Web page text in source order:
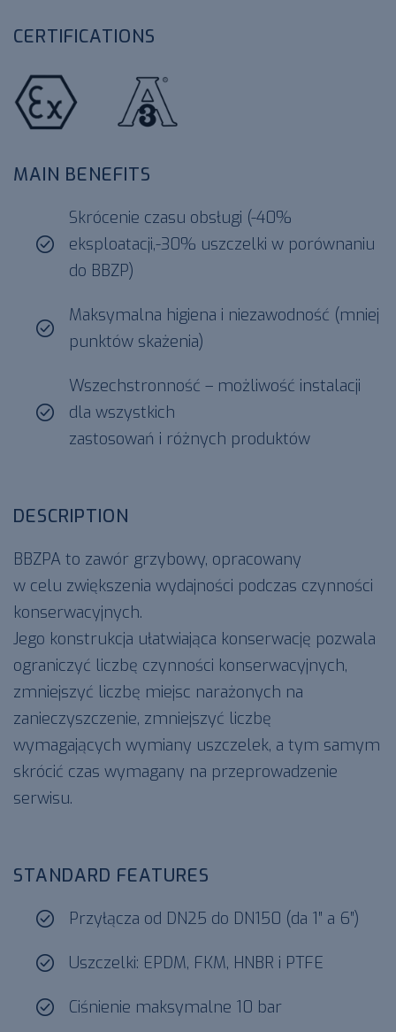
CERTIFICATIONS
MAIN BENEFITS
Skrócenie czasu obsługi (-40%
eksploatacji,-30% uszczelki w porównaniu
do BBZP)
Maksymalna higiena i niezawodność (mniej
punktów skażenia)
Wszechstronność – możliwość instalacji
dla wszystkich
zastosowań i różnych produktów
DESCRIPTION
BBZPA to zawór grzybowy, opracowany
w celu zwiększenia wydajności podczas czynności
konserwacyjnych.
Jego konstrukcja ułatwiająca konserwację pozwala
ograniczyć liczbę czynności konserwacyjnych,
zmniejszyć liczbę miejsc narażonych na
zanieczyszczenie, zmniejszyć liczbę
wymagających wymiany uszczelek, a tym samym
skrócić czas wymagany na przeprowadzenie
serwisu.
STANDARD FEATURES
Przyłącza od DN25 do DN150 (da 1″ a 6″)
Uszczelki: EPDM, FKM, HNBR i PTFE
Ciśnienie maksymalne 10 bar